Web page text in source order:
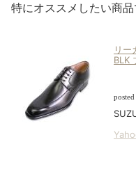
特にオススメしたい商品
リー
BLK